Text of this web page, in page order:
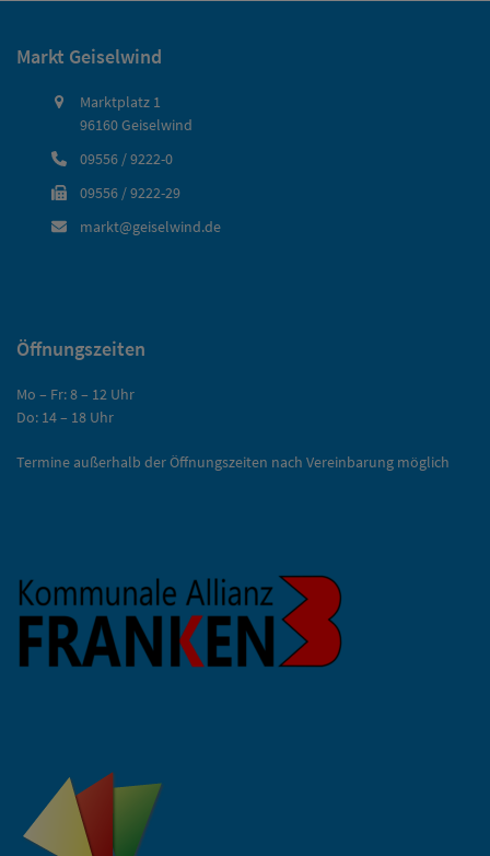
Markt Geiselwind
Marktplatz 1
96160 Geiselwind
09556 / 9222-0
09556 / 9222-29
markt@geiselwind.de
Öffnungszeiten
Mo – Fr: 8 – 12 Uhr
Do: 14 – 18 Uhr
Termine außerhalb der Öffnungszeiten nach Vereinbarung möglich